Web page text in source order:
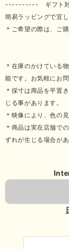
---------- ギフト
簡易ラッピングで宜
＊ご希望の際は、ご
＊在庫のかけている
能です。お気軽にお
＊採寸は商品を平置
じる事があります。
＊映像により、色の
＊商品は実在店舗で
ずれが生じる場合があ